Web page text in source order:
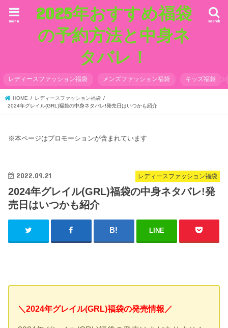
2025年おすすめ福袋
の予約方法と中身ネ
タバレ！
search
menu
レディースファッション福袋 メンズファッション福袋 キッズ福袋
HOME
レディースファッション福袋
2024年グレイル(GRL)福袋の中身ネタバレ!発売日はいつかも紹介
※本ページはプロモーションが含まれています
レディースファッション福袋
2022.09.21
2024年グレイル(GRL)福袋の中身ネタバレ!発
売日はいつかも紹介
LINE
＼2024年グレイル(GRL)福袋の発売情報／